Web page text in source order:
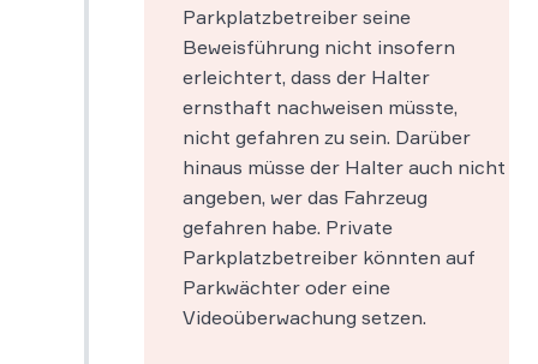
Parkplatzbetreiber seine
Beweisführung nicht insofern
erleichtert, dass der Halter
ernsthaft nachweisen müsste,
nicht gefahren zu sein. Darüber
hinaus müsse der Halter auch nicht
angeben, wer das Fahrzeug
gefahren habe. Private
Parkplatzbetreiber könnten auf
Parkwächter oder eine
Videoüberwachung setzen.